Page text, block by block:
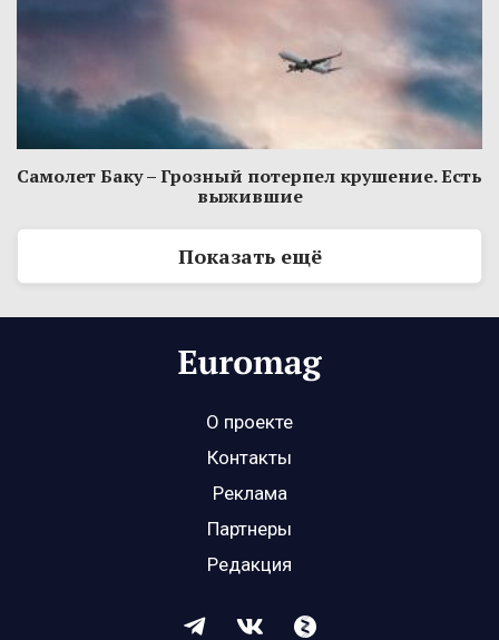
Самолет Баку – Грозный потерпел крушение. Есть
выжившие
Показать ещё
О проекте
Контакты
Реклама
Партнеры
Редакция